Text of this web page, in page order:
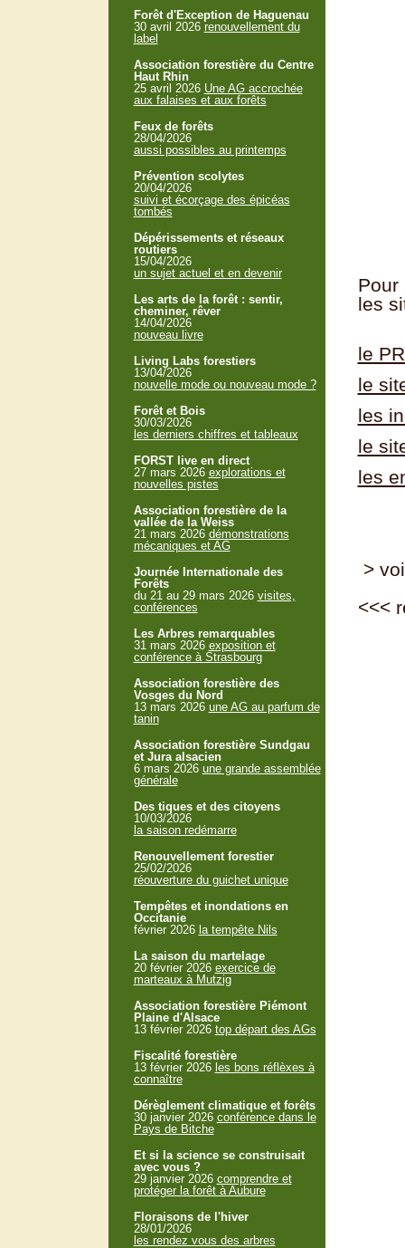
Pour
les
le
le
les
le
les
>
<<<
Forêt d'Exception de Haguenau
30 avril 2026 renouvellement du
label
Association forestière du Centre
Haut Rhin
25 avril 2026 Une AG accrochée
aux falaises et aux forêts
Feux de forêts
28/04/2026
aussi possibles au printemps
Prévention scolytes
20/04/2026
suivi et écorçage des épicéas
tombés
Dépérissements et réseaux
routiers
15/04/2026
un sujet actuel et en devenir
Les arts de la forêt : sentir,
cheminer, rêver
14/04/2026
nouveau livre
Living Labs forestiers
13/04/2026
nouvelle mode ou nouveau mode ?
Forêt et Bois
30/03/2026
les derniers chiffres et tableaux
FORST live en direct
27 mars 2026 explorations et
nouvelles pistes
Association forestière de la
vallée de la Weiss
21 mars 2026 démonstrations
mécaniques et AG
Journée Internationale des
Forêts
du 21 au 29 mars 2026 visites,
conférences
Les Arbres remarquables
31 mars 2026 exposition et
conférence à Strasbourg
Association forestière des
Vosges du Nord
13 mars 2026 une AG au parfum de
tanin
Association forestière Sundgau
et Jura alsacien
6 mars 2026 une grande assemblée
générale
Des tiques et des citoyens
10/03/2026
la saison redémarre
Renouvellement forestier
25/02/2026
réouverture du guichet unique
Tempêtes et inondations en
Occitanie
février 2026 la tempête Nils
La saison du martelage
20 février 2026 exercice de
marteaux à Mutzig
Association forestière Piémont
Plaine d'Alsace
13 février 2026 top départ des AGs
Fiscalité forestière
13 février 2026 les bons réflèxes à
connaître
Dérèglement climatique et forêts
30 janvier 2026 conférence dans le
Pays de Bitche
Et si la science se construisait
avec vous ?
29 janvier 2026 comprendre et
protéger la forêt à Aubure
Floraisons de l'hiver
28/01/2026
les rendez vous des arbres